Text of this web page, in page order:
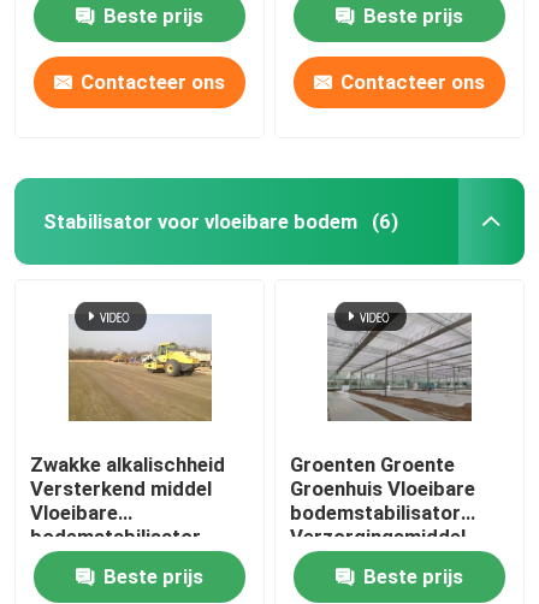
Thuis
Producten
Over ons
Versterkingsmiddel
Beste prijs
Contacteer ons
Beste prijs
Contacteer ons
Stabilisator voor vloeibare bodem (6)
Zwakke alkalischheid
Versterkend middel
Vloeibare
bodemstabilisator
Biologisch enzym
Beste prijs
Groenten Groente
Groenhuis Vloeibare
bodemstabilisator
Verzorgingsmiddel
Bodemversterker
Beste prijs